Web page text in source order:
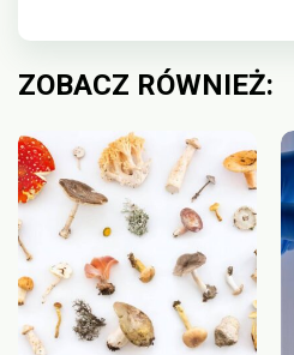
ZOBACZ RÓWNIEŻ: